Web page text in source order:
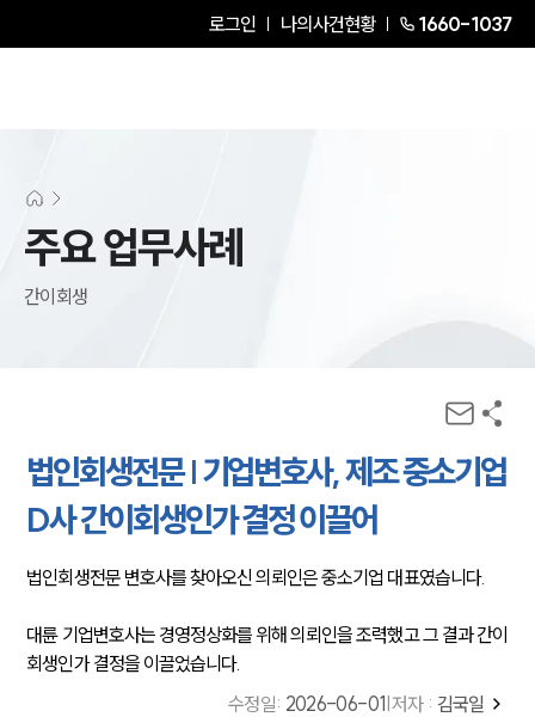
로그인 나의사건현황 1660-1037
주요 업무사례
간이회생
법인회생전문 | 기업변호사, 제조 중소기업
D사 간이회생인가 결정 이끌어
법인회생전문 변호사를 찾아오신 의뢰인은 중소기업 대표였습니다.
대륜 기업변호사는 경영정상화를 위해 의뢰인을 조력했고 그 결과 간이
회생인가 결정을 이끌었습니다.
수정일: 2026-06-01 저자 : 김국일